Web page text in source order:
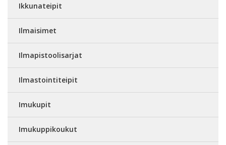
Ikkunateipit
Ilmaisimet
Ilmapistoolisarjat
Ilmastointiteipit
Imukupit
Imukuppikoukut